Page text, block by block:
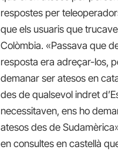
respostes per
que els usuaris que
Colòmbia. «Passava que
resposta era adreçar-los,
demanar ser atesos en
des de qualsevol indret
necessitaven, ens ho
atesos des de
en consultes en castellà